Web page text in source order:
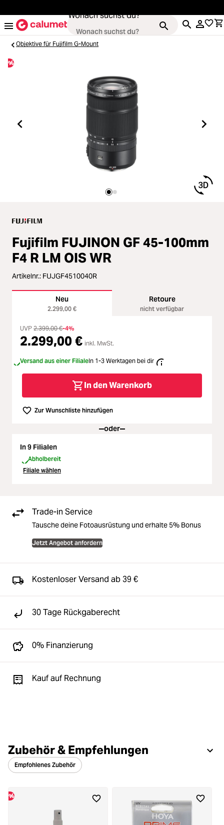
Wonach suchst du?
Objektive
Loading...Video & Drohnen
Stative & Gimbals
Loading...Zubehör
Loading...
Licht & Studio
Loading...
Bildbearbeitung
Loading...Ferngläser
Loading...
Second Hand
Loading...
Loading...
Objektive für Fujifilm G-Mount
%
Fujifilm FUJINON GF 45-100mm
F4 R LM OIS WR
Artikelnr.: FUJGF4510040R
Neu
2.299,00 €
Retoure
nicht verfügbar
UVP 2.399,00 €-4%
2.299,00 € inkl. MwSt.
Versand aus einer FilialeIn 1-3 Werktagen bei dir
In den Warenkorb
Zur Wunschliste hinzufügen
oder
In 9 Filialen
Abholbereit
Filiale wählen
Trade-in Service
Tausche deine Fotoausrüstung und erhalte 5% Bonus
Jetzt Angebot anfordern
Kostenloser Versand ab 39 €
30 Tage Rückgaberecht
0% Finanzierung
Kauf auf Rechnung
Zubehör & Empfehlungen
Empfohlenes Zubehör
%